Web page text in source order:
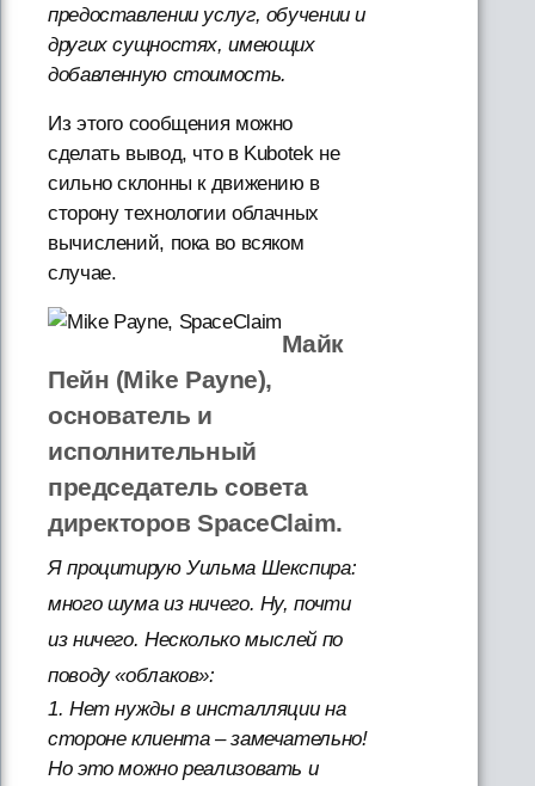
предоставлении услуг, обучении и
других сущностях, имеющих
добавленную стоимость.
Из этого сообщения можно
сделать вывод, что в Kubotek не
сильно склонны к движению в
сторону технологии облачных
вычислений, пока во всяком
случае.
Майк
Пейн (Mike Payne),
основатель и
исполнительный
председатель совета
директоров SpaceClaim.
Я процитирую Уильма Шекспира:
много шума из ничего. Ну, почти
из ничего. Несколько мыслей по
поводу «облаков»:
1. Нет нужды в инсталляции на
стороне клиента – замечательно!
Но это можно реализовать и